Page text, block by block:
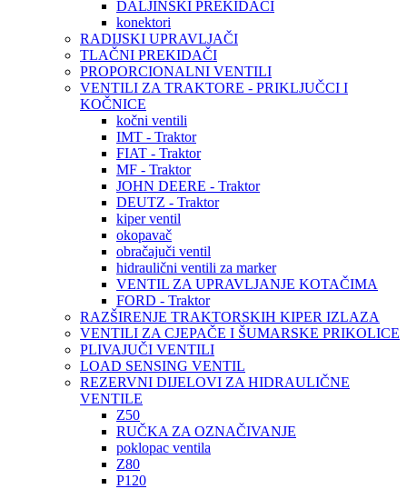
DALJINSKI PREKIDAČI
konektori
RADIJSKI UPRAVLJAČI
TLAČNI PREKIDAČI
PROPORCIONALNI VENTILI
VENTILI ZA TRAKTORE - PRIKLJUČCI I
KOČNICE
kočni ventili
IMT - Traktor
FIAT - Traktor
MF - Traktor
JOHN DEERE - Traktor
DEUTZ - Traktor
kiper ventil
okopavač
obračajuči ventil
hidraulični ventili za marker
VENTIL ZA UPRAVLJANJE KOTAČIMA
FORD - Traktor
RAZŠIRENJE TRAKTORSKIH KIPER IZLAZA
VENTILI ZA CJEPAČE I ŠUMARSKE PRIKOLICE
PLIVAJUČI VENTILI
LOAD SENSING VENTIL
REZERVNI DIJELOVI ZA HIDRAULIČNE
VENTILE
Z50
RUČKA ZA OZNAČIVANJE
poklopac ventila
Z80
P120